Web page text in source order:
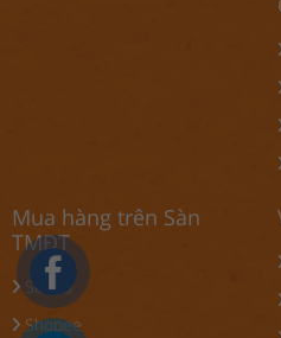
Mua hàng trên Sàn
TMĐT
Sendo
Shopee